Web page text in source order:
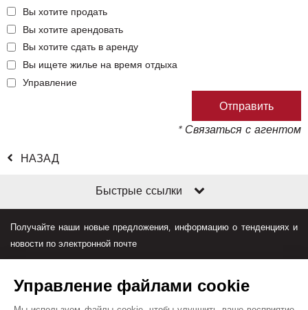
Вы хотите продать
Вы хотите арендовать
Вы хотите сдать в аренду
Вы ищете жилье на время отдыха
Управление
* Связаться с агентом
НАЗАД
Быстрые ссылки
Получайте наши новые предложения, информацию о тенденциях и
новости по электронной почте
Управление файлами cookie